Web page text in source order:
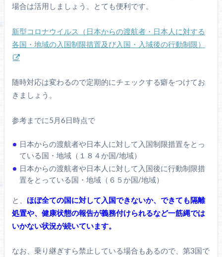
場合は活用しましょう。とても便利です。
新型コロナウイルス（日本からの渡航者・日本人に対する
各国・地域の入国制限措置及び入国・入域後の行動制限）
随時対応は変わるので定期的にチェックする癖をつけてお
きましょう。
参考までに5月6日時点で
日本からの渡航者や日本人に対して入国制限措置をとっ
ている国・地域（１８４か国/地域）
日本からの渡航者や日本人に対して入国後に行動制限措
置をとっている国・地域（６５か国/地域）
と、 ほぼ全ての国に対して入国できないか、できても隔離
処置や、健康状態の報告が義務付けられるなど一筋縄では
いかない状況が続いています。
なお、乗り継ぎすら禁止している場合もあるので、第3国で